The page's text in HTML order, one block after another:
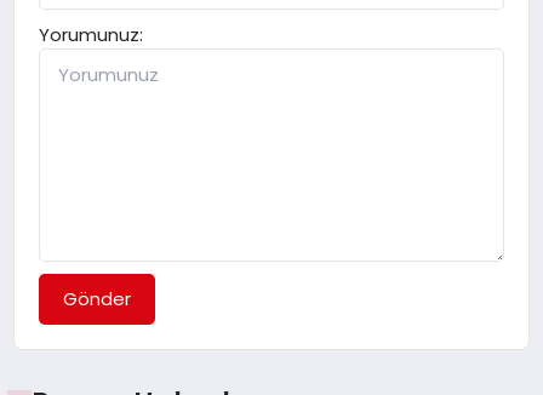
Yorumunuz:
Gönder